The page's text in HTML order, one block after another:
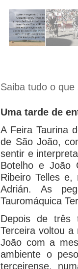
Saiba tudo o
Uma tarde de
A Feira Taurina
de São João,
sentir e
Botelho e João
Ribeiro Telles
Adrián. As
Tauromáquica
Depois de três
Terceira voltou
João com a
ambiente o
terceirense,